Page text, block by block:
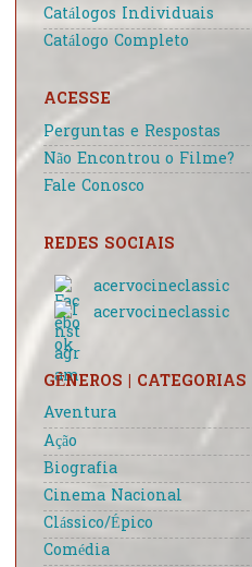
Catálogos Individuais
Catálogo Completo
ACESSE
Perguntas e Respostas
Não Encontrou o Filme?
Fale Conosco
REDES SOCIAIS
acervocineclassic
acervocineclassic
GÊNEROS | CATEGORIAS
Aventura
Ação
Biografia
Cinema Nacional
Clássico/Épico
Comédia